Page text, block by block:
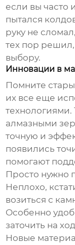
если вы часто
пытался
руку не
тех пор
выбору.
Инновации в
Помните
их все еще
алмазными
точную и
появились
помогают
Просто нужно
Неплохо,
возиться с
Особенно
заточить на
Новые